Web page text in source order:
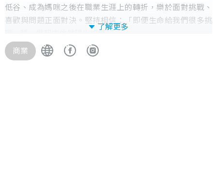
低谷、成為媽咪之後在職業生涯上的轉折，樂於面對挑戰、
喜歡與問題正面對決。堅持相信：「即便生命給我們很多挑
戰，睡一覺起床依然陽光燦爛。」
曾開過連鎖餐廳、兒童教育公司共同創辦人、參與過台北
市、新北市的品牌改造專案、中國生產力中心合作講師、
了解更多
商業